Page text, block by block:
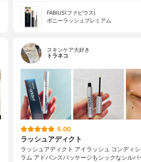
FABIUS(ファビウス)
ボニーラッシュプレミアム
スキンケア大好き
トラネコ
5.00
ラッシュアディクト
ラッシュアディクト アイラッシュ コンディ
ラム アドバンスパッケージもシックなシルバ